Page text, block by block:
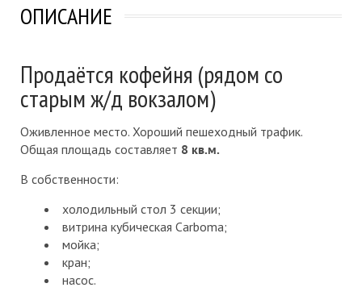
ОПИСАНИЕ
Продаётся кофейня (рядом со
старым ж/д вокзалом)
Оживленное место. Хороший пешеходный трафик.
Общая площадь составляет 8 кв.м.
В собственности:
холодильный стол 3 секции;
витрина кубическая Carboma;
мойка;
кран;
насос.